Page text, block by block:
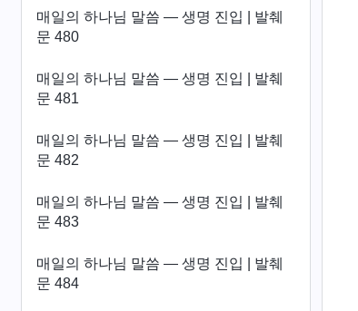
매일의 하나님 말씀 ― 생명 진입 | 발췌
문 480
매일의 하나님 말씀 ― 생명 진입 | 발췌
문 481
매일의 하나님 말씀 ― 생명 진입 | 발췌
문 482
매일의 하나님 말씀 ― 생명 진입 | 발췌
문 483
매일의 하나님 말씀 ― 생명 진입 | 발췌
문 484